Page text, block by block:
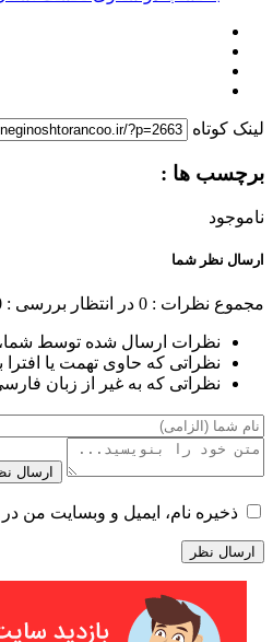
لینک کوتاه
برچسب ها :
ناموجود
ارسال نظر شما
مجموع نظرات : 0 در انتظار بررسی : 0
نظرات ارسال شده توسط شما،
نظراتی که حاوی تهمت یا
نظراتی که به غیر از زبان
ارسال
ذخیره نام، ایمیل و وبسایت من